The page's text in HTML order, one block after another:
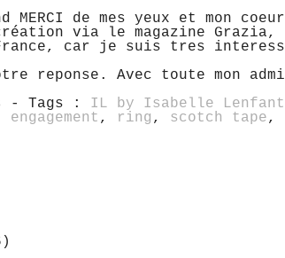
MERCI de mes yeux et mon
via le magazine
car je suis tres
reponse. Avec toute mon
- Tags : IL by Isabelle Lenfant
engagement , ring , scotch tape,